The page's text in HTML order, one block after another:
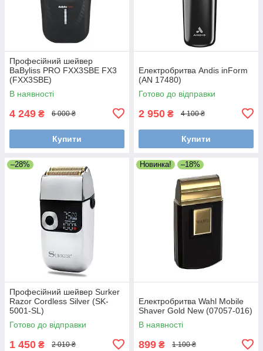
Професійний шейвер
BaByliss PRO FXX3SBE FX3
(FXX3SBE)
В наявності
4 249 ₴ 6 000 ₴
Купити
Електробритва Andis inForm
(AN 17480)
Готово до відправки
2 950 ₴ 4 100 ₴
Купити
–28%
Професійний шейвер Surker
Razor Cordless Silver (SK-
5001-SL)
Готово до відправки
1 450 ₴ 2 010 ₴
Новинка! –18%
Електробритва Wahl Mobile
Shaver Gold New (07057-016)
В наявності
899 ₴ 1 100 ₴